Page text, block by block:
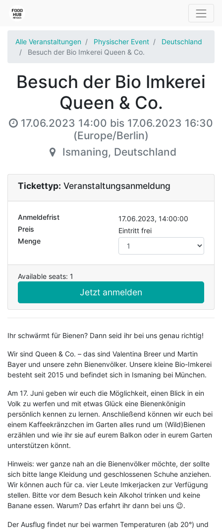
Alle Veranstaltungen Physischer Event
Deutschland
Besuch der Bio Imkerei Queen & Co.
Besuch der Bio Imkerei
Queen & Co.
17.06.2023 14:00 bis 17.06.2023 16:30
(Europe/Berlin)
Ismaning, Deutschland
Tickettyp: Veranstaltungsanmeldung
Anmeldefrist
17.06.2023, 14:00:00
Preis
Eintritt frei
Menge
Available seats: 1
Jetzt anmelden
Ihr schwärmt für Bienen? Dann seid ihr bei uns genau richtig!
Wir sind Queen & Co. – das sind Valentina Breer und Martin
Bayer und unsere zehn Bienenvölker. Unsere kleine Bio-Imkerei
besteht seit 2015 und befindet sich in Ismaning bei München.
Am 17. Juni geben wir euch die Möglichkeit, einen Blick in ein
Volk zu werfen und mit etwas Glück eine Bienenkönigin
persönlich kennen zu lernen. Anschließend können wir euch bei
einem Kaffeekränzchen im Garten alles rund um (Wild)Bienen
erzählen und wie ihr sie auf eurem Balkon oder in eurem Garten
unterstützen könnt.
Hinweis: wer ganze nah an die Bienenvölker möchte, der sollte
sich bitte lange Kleidung und geschlossenen Schuhe anziehen.
Wir können auch für ca. vier Leute Imkerjacken zur Verfügung
stellen. Bitte vor dem Besuch kein Alkohol trinken und keine
Banane essen. Warum? Das erfahrt ihr dann bei uns 😉.
Der Ausflug findet nur bei warmen Temperaturen (ab 20°) und